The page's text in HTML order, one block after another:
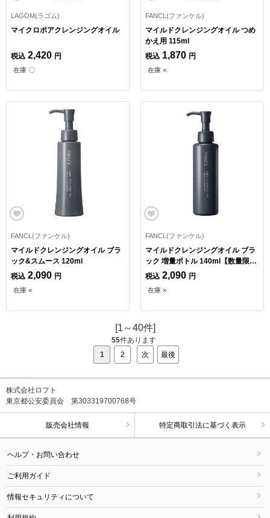
LAGOM(ラゴム)
マイクロポアクレンジングオイル
税込 2,420 円
在庫 〇
FANCL(ファンケル)
マイルドクレンジングオイル つめ
かえ用 115ml
税込 1,870 円
在庫 ×
FANCL(ファンケル)
マイルドクレンジングオイル ブラ
ック&スムース 120ml
税込 2,090 円
在庫 ×
FANCL(ファンケル)
マイルドクレンジングオイル ブラ
ック 増量ボトル 140ml【数量限
定】
税込 2,090 円
在庫 ×
[1～40件]
55件あります
1
2 次 最後
株式会社ロフト
東京都公安委員会 第303319700768号
販売会社情報 特定商取引法に基づく表示
ヘルプ・お問い合わせ
ご利用ガイド
情報セキュリティについて